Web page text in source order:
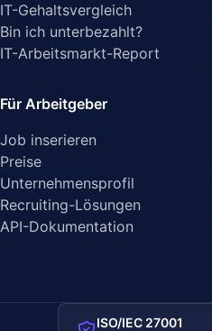
IT-Gehaltsvergleich
Bin ich unterbezahlt?
IT-Arbeitsmarkt-Report
Für Arbeitgeber
Job inserieren
Preise
Unternehmensprofil
Recruiting-Lösungen
API-Dokumentation
ISO/IEC 27001